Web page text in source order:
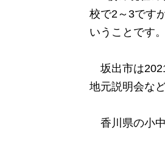
校で2～3です
いうことです。
坂出市は
地元説明会な
香川県の小中